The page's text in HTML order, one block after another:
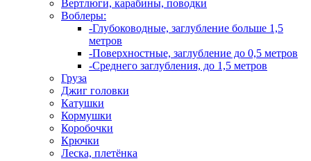
Вертлюги, карабины, поводки
Воблеры:
-Глубоководные, заглубление больше 1,5
метров
-Поверхностные, заглубление до 0,5 метров
-Среднего заглубления, до 1,5 метров
Груза
Джиг головки
Катушки
Кормушки
Коробочки
Крючки
Леска, плетёнка